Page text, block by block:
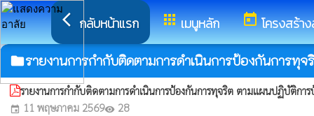
arrow_back_ios กลับหน้าแรก appsเมนูหลัก todayโครงสร้า
folderรายงานการกำกับติดตามการดำเนินการป้องกันการทุ
รายงานการกำกับติดตามการดำเนินการป้องกันการทุจริต ตามแผนปฏิบัติก
event 11 พฤษภาคม 2569visibility 28